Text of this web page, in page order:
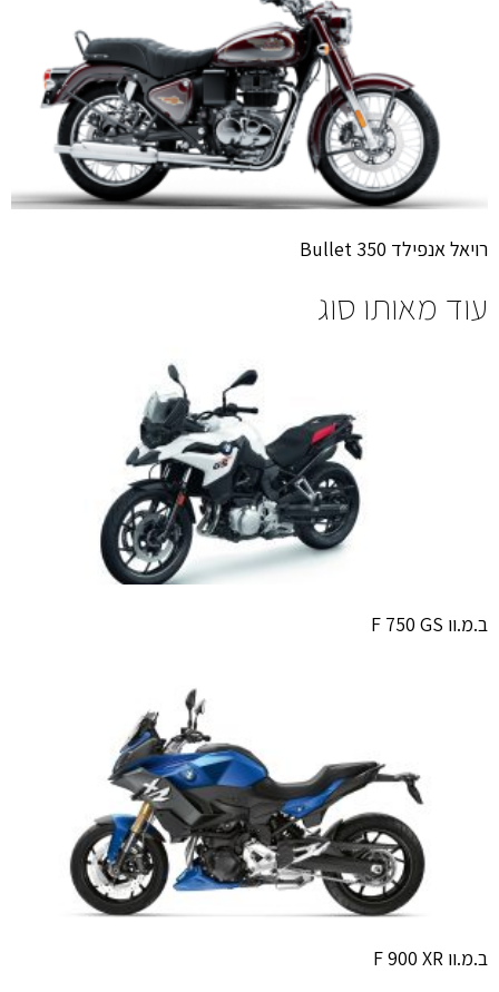
רויאל אנפילד Bullet 350
עוד מאותו סוג
ב.מ.וו F 750 GS
ב.מ.וו F 900 XR